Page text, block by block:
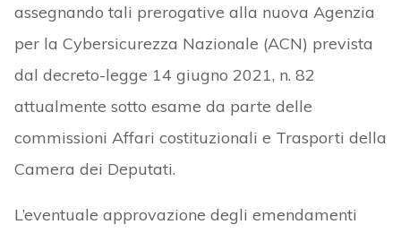
assegnando tali prerogative alla nuova Agenzia
per la Cybersicurezza Nazionale (ACN) prevista
dal decreto-legge 14 giugno 2021, n. 82
attualmente sotto esame da parte delle
commissioni Affari costituzionali e Trasporti della
Camera dei Deputati.
L’eventuale approvazione degli emendamenti